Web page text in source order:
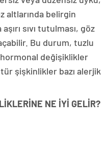
altlarında belirgin
sıvı tutulması, göz
Bu durum, tuzlu
değişiklikler
şişkinlikler bazı alerjik
NE İYİ GELİR?